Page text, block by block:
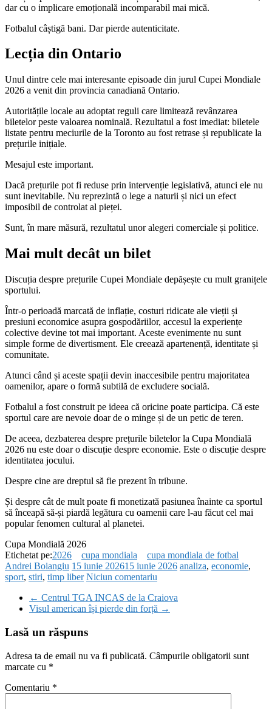
dar cu o implicare emoțională incomparabil mai mică.
Fotbalul câștigă bani. Dar pierde autenticitate.
Lecția din Ontario
Unul dintre cele mai interesante episoade din jurul Cupei Mondiale
2026 a venit din provincia canadiană Ontario.
Autoritățile locale au adoptat reguli care limitează revânzarea
biletelor peste valoarea nominală. Rezultatul a fost imediat: biletele
listate pentru meciurile de la Toronto au fost retrase și republicate la
prețurile inițiale.
Mesajul este important.
Dacă prețurile pot fi reduse prin intervenție legislativă, atunci ele nu
sunt inevitabile. Nu reprezintă o lege a naturii și nici un efect
imposibil de controlat al pieței.
Sunt, în mare măsură, rezultatul unor alegeri comerciale și politice.
Mai mult decât un bilet
Discuția despre prețurile Cupei Mondiale depășește cu mult granițele
sportului.
Într-o perioadă marcată de inflație, costuri ridicate ale vieții și
presiuni economice asupra gospodăriilor, accesul la experiențe
colective devine tot mai important. Aceste evenimente nu sunt
simple forme de divertisment. Ele creează apartenență, identitate și
comunitate.
Atunci când și aceste spații devin inaccesibile pentru majoritatea
oamenilor, apare o formă subtilă de excludere socială.
Fotbalul a fost construit pe ideea că oricine poate participa. Că este
sportul care are nevoie doar de o minge și de un petic de teren.
De aceea, dezbaterea despre prețurile biletelor la Cupa Mondială
2026 nu este doar o discuție despre economie. Este o discuție despre
identitatea jocului.
Despre cine are dreptul să fie prezent în tribune.
Și despre cât de mult poate fi monetizată pasiunea înainte ca sportul
să înceapă să-și piardă legătura cu oamenii care l-au făcut cel mai
popular fenomen cultural al planetei.
Cupa Mondială 2026
Etichetat pe:2026 cupa mondiala
cupa mondiala de fotbal
Andrei Boiangiu 15 iunie 202615 iunie 2026 analiza, economie,
sport, stiri, timp liber Niciun comentariu
← Centrul TGA INCAS de la Craiova
Visul american își pierde din forță →
Lasă un răspuns
Adresa ta de email nu va fi publicată. Câmpurile obligatorii sunt
marcate cu *
Comentariu *